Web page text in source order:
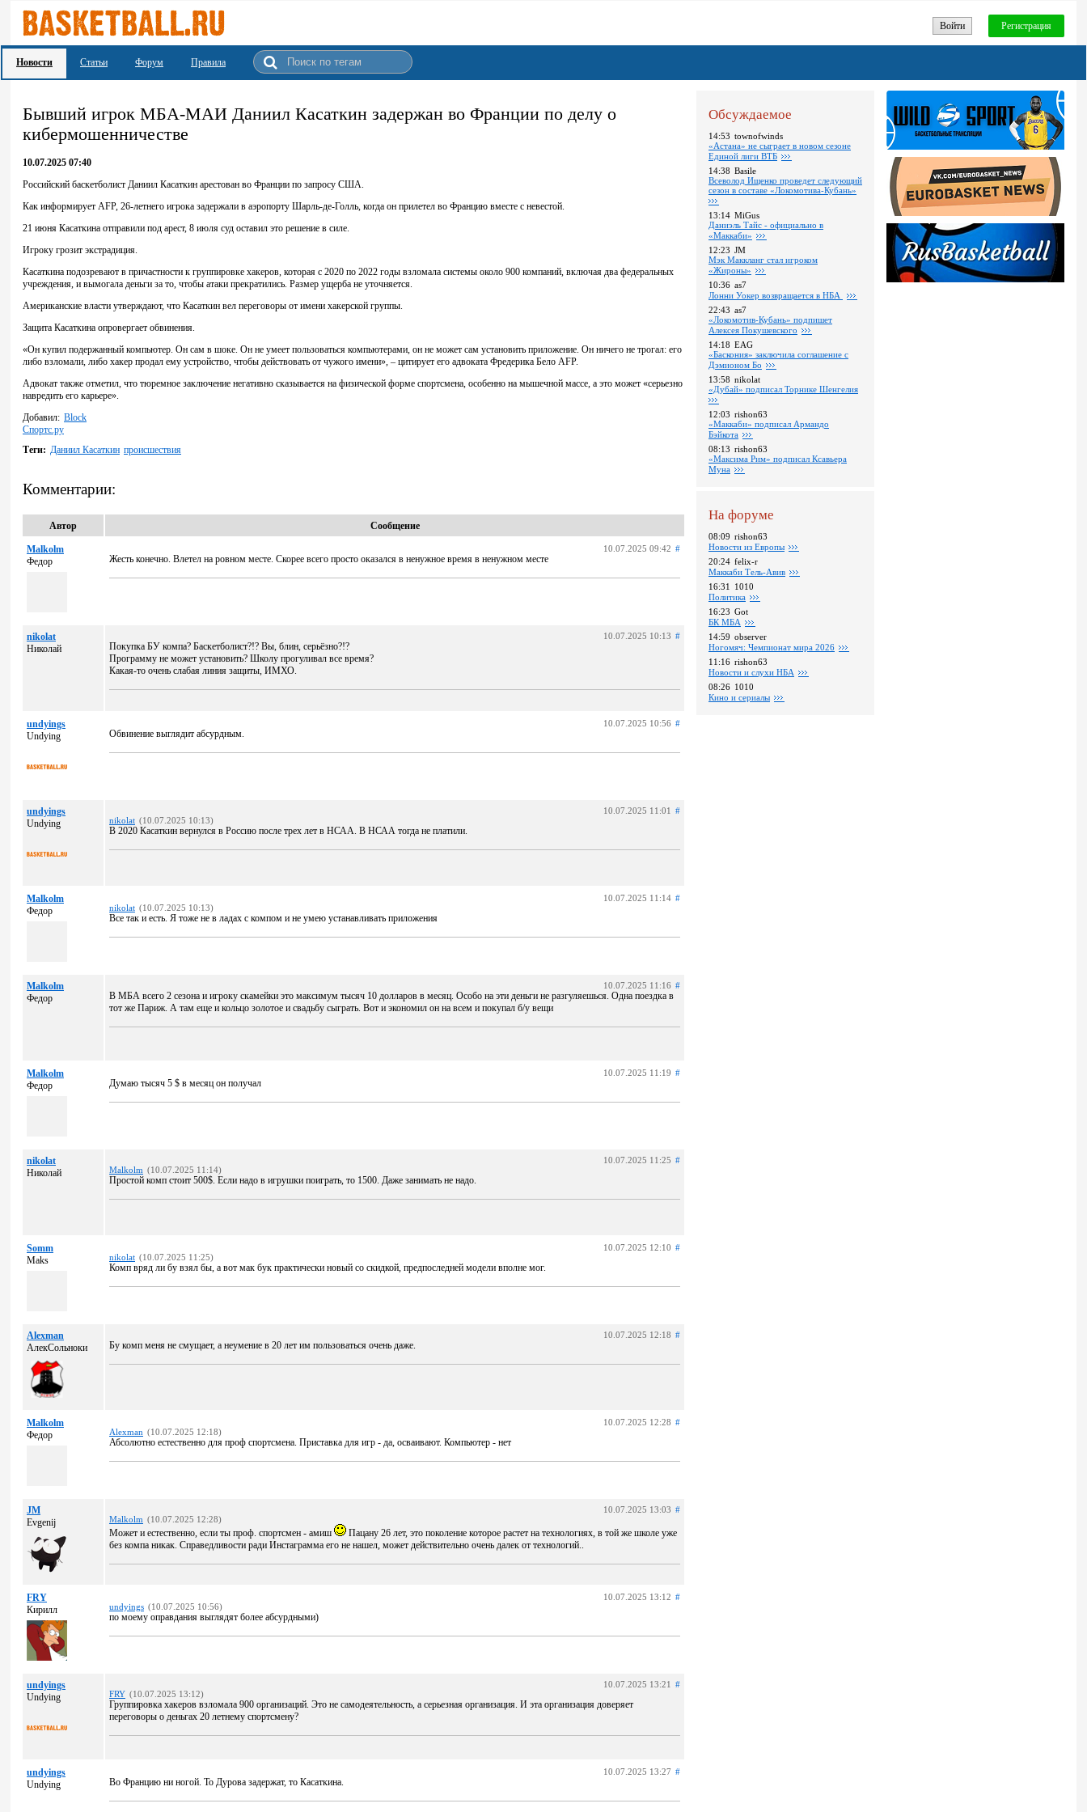
Войти Регистрация
Новости Статьи Форум Правила
Бывший игрок МБА-МАИ Даниил Касаткин задержан во Франции по делу о
кибермошенничестве
10.07.2025 07:40
Российский баскетболист Даниил Касаткин арестован во Франции по запросу США.
Как информирует AFP, 26-летнего игрока задержали в аэропорту Шарль-де-Голль, когда он прилетел во Францию вместе с невестой.
21 июня Касаткина отправили под арест, 8 июля суд оставил это решение в силе.
Игроку грозит экстрадиция.
Касаткина подозревают в причастности к группировке хакеров, которая с 2020 по 2022 годы взломала системы около 900 компаний, включая два федеральных
учреждения, и вымогала деньги за то, чтобы атаки прекратились. Размер ущерба не уточняется.
Американские власти утверждают, что Касаткин вел переговоры от имени хакерской группы.
Защита Касаткина опровергает обвинения.
«Он купил подержанный компьютер. Он сам в шоке. Он не умеет пользоваться компьютерами, он не может сам установить приложение. Он ничего не трогал: его
либо взломали, либо хакер продал ему устройство, чтобы действовать от чужого имени», – цитирует его адвоката Фредерика Бело AFP.
Адвокат также отметил, что тюремное заключение негативно сказывается на физической форме спортсмена, особенно на мышечной массе, а это может «серьезно
навредить его карьере».
Добавил: Block
Спортс.ру
Теги: Даниил Касаткин происшествия
Комментарии:
Автор Сообщение
Malkolm
Федор
10.07.2025 09:42 #
Жесть конечно. Влетел на ровном месте. Скорее всего просто оказался в ненужное время в ненужном месте
nikolat
Николай
10.07.2025 10:13 #
Покупка БУ компа? Баскетболист?!? Вы, блин, серьёзно?!?
Программу не может установить? Школу прогуливал все время?
Какая-то очень слабая линия защиты, ИМХО.
undyings
Undying
10.07.2025 10:56 #
Обвинение выглядит абсурдным.
undyings
Undying
10.07.2025 11:01 #
nikolat (10.07.2025 10:13)
В 2020 Касаткин вернулся в Россию после трех лет в НСАА. В НСАА тогда не платили.
Malkolm
Федор
10.07.2025 11:14 #
nikolat (10.07.2025 10:13)
Все так и есть. Я тоже не в ладах с компом и не умею устанавливать приложения
Malkolm
Федор
10.07.2025 11:16 #
В МБА всего 2 сезона и игроку скамейки это максимум тысяч 10 долларов в месяц. Особо на эти деньги не разгуляешься. Одна поездка в
тот же Париж. А там еще и кольцо золотое и свадьбу сыграть. Вот и экономил он на всем и покупал б/у вещи
Malkolm
Федор
10.07.2025 11:19 #
Думаю тысяч 5 $ в месяц он получал
nikolat
Николай
10.07.2025 11:25 #
Malkolm (10.07.2025 11:14)
Простой комп стоит 500$. Если надо в игрушки поиграть, то 1500. Даже занимать не надо.
Somm
Maks
10.07.2025 12:10 #
nikolat (10.07.2025 11:25)
Комп вряд ли бу взял бы, а вот мак бук практически новый со скидкой, предпоследней модели вполне мог.
Alexman
АлекСольноки
10.07.2025 12:18 #
Бу комп меня не смущает, а неумение в 20 лет им пользоваться очень даже.
Malkolm
Федор
10.07.2025 12:28 #
Alexman (10.07.2025 12:18)
Абсолютно естественно для проф спортсмена. Приставка для игр - да, осваивают. Компьютер - нет
JM
Evgenij
10.07.2025 13:03 #
Malkolm (10.07.2025 12:28)
Может и естественно, если ты проф. спортсмен - амиш
Пацану 26 лет, это поколение которое растет на технологиях, в той же школе уже
без компа никак. Справедливости ради Инстаграмма его не нашел, может действительно очень далек от технологий..
FRY
Кирилл
10.07.2025 13:12 #
undyings (10.07.2025 10:56)
по моему оправдания выглядят более абсурдными)
undyings
Undying
10.07.2025 13:21 #
FRY (10.07.2025 13:12)
Группировка хакеров взломала 900 организаций. Это не самодеятельность, а серьезная организация. И эта организация доверяет
переговоры о деньгах 20 летнему спортсмену?
undyings
Undying
10.07.2025 13:27 #
Во Францию ни ногой. То Дурова задержат, то Касаткина.
Обсуждаемое
14:53 townofwinds
«Астана» не сыграет в новом сезоне
Единой лиги ВТБ
14:38 Basile
Всеволод Ищенко проведет следующий
сезон в составе «Локомотива-Кубань»
13:14 MiGus
Даниэль Тайс - официально в
«Маккаби»
12:23 JM
Мэк Маккланг стал игроком
«Жироны»
10:36 as7
Лонни Уокер возвращается в НБА
22:43 as7
«Локомотив-Кубань» подпишет
Алексея Покушевского
14:18 EAG
«Баскония» заключила соглашение с
Дэмионом Бо
13:58 nikolat
«Дубай» подписал Торнике Шенгелия
12:03 rishon63
«Маккаби» подписал Армандо
Бэйкота
08:13 rishon63
«Максима Рим» подписал Ксавьера
Муна
На форуме
08:09 rishon63
Новости из Европы
20:24 felix-r
Маккаби Тель-Авив
16:31
1010
Политика
16:23 Got
БК МБА
14:59 observer
Ногомяч: Чемпионат мира 2026
11:16 rishon63
Новости и слухи НБА
08:26 1010
Кино и сериалы